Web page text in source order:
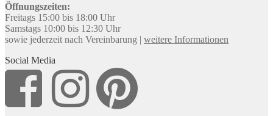
Öffnungszeiten:
Freitags 15:00 bis 18:00 Uhr
Samstags 10:00 bis 12:30 Uhr
sowie jederzeit nach Vereinbarung | weitere Informationen
Social Media